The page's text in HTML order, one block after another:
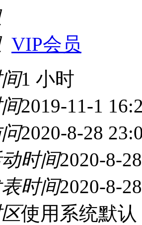
VIP会员
1 小时
2019-11-1
2020-8-28
动时间2020-8-
表时间2020-8-
使用系统默认